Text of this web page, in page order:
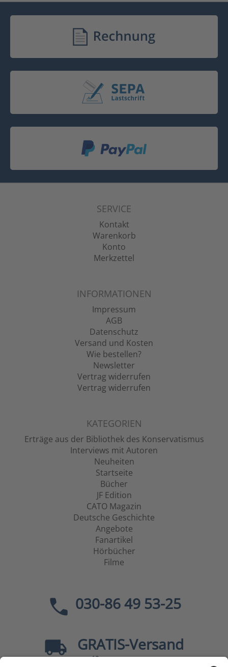
SERVICE
Kontakt
Warenkorb
Konto
Merkzettel
INFORMATIONEN
Impressum
AGB
Datenschutz
Versand und Kosten
Wie bestellen?
Newsletter
Vertrag widerrufen
Vertrag widerrufen
KATEGORIEN
Erträge aus der Bibliothek des Konservatismus
Interviews mit Autoren
Neuheiten
Startseite
Bücher
JF Edition
CATO Magazin
Deutsche Geschichte
Angebote
Fanartikel
Hörbücher
Filme
030-86 49 53-25
GRATIS-Versand
40